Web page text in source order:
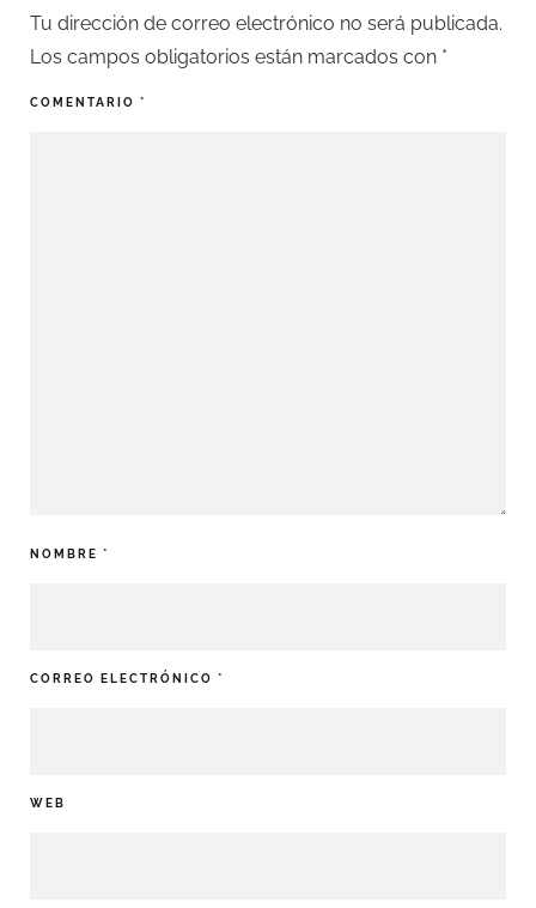
Tu dirección de correo electrónico no será publicada.
Los campos obligatorios están marcados con *
COMENTARIO *
NOMBRE *
CORREO ELECTRÓNICO *
WEB